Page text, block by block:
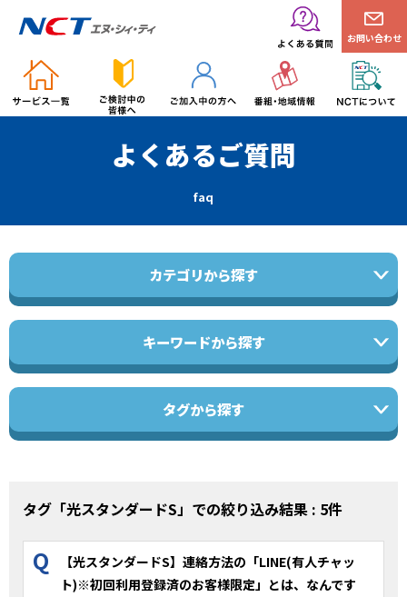
お問い合わせ
よくあるご質問
faq
カテゴリから探す
キーワードから探す
タグから探す
タグ「光スタンダードS」での絞り込み結果 : 5件
Q
【光スタンダードS】連絡方法の「LINE(有人チャッ
ト)※初回利用登録済のお客様限定」とは、なんです